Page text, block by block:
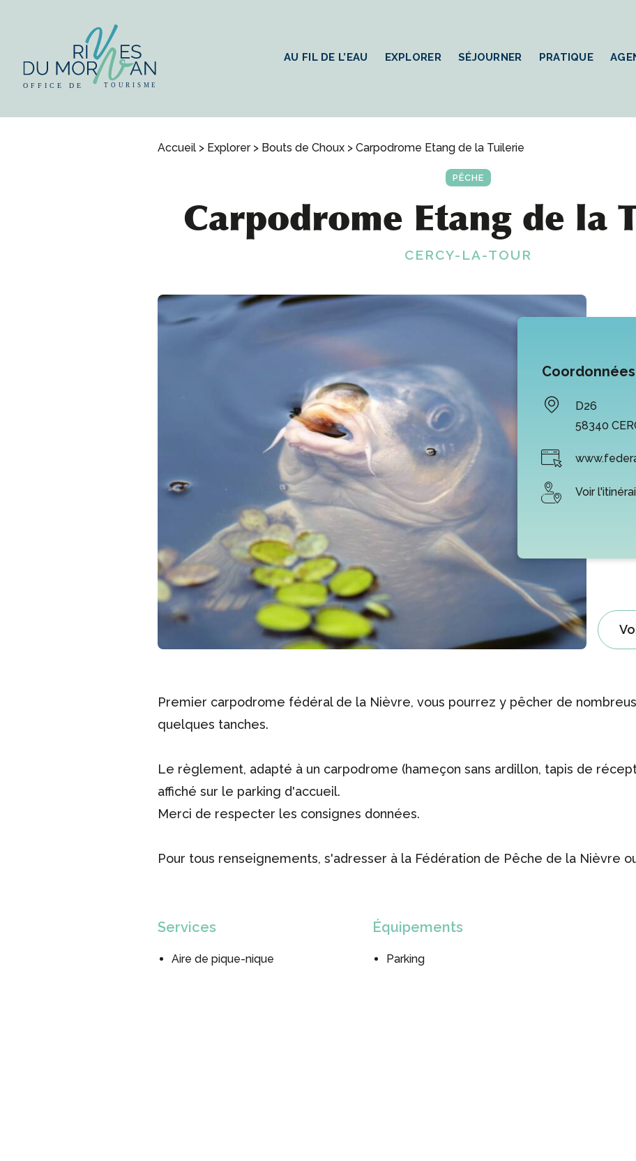
AU FIL DE L’EAU EXPLORER SÉJOURNER PRATIQUE
Accueil > Explorer> Bouts de Choux > Carpodrome Etang de la Tuilerie
PÊCHE
Carpodrome Etang de la
CERCY-LA-TOUR
Coordonnées
D26
58340
Voir
Premier carpodrome fédéral de la Nièvre, vous pourrez y pêcher de
quelques tanches.
Le règlement, adapté à un carpodrome (hameçon sans ardillon, tapis de
affiché sur le parking d'accueil.
Merci de respecter les consignes données.
Pour tous renseignements, s'adresser à la Fédération de Pêche de la Nièvre
Services
Aire de pique-nique
Équipements
Parking